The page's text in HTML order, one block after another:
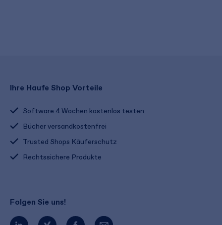
Ihre Haufe Shop Vorteile
Software 4 Wochen kostenlos testen
Bücher versandkostenfrei
Trusted Shops Käuferschutz
Rechtssichere Produkte
Folgen Sie uns!